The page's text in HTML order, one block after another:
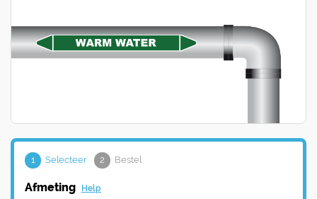
1 Selecteer 2 Bestel
Afmeting Help